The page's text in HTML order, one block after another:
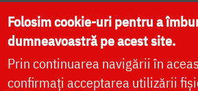
DONEAZĂ ONLINE PENTRU
LIVE
Folosim cookie-uri pentru a
dumneavoastră pe acest site.
Prin continuarea navigării în
confirmați acceptarea utilizării